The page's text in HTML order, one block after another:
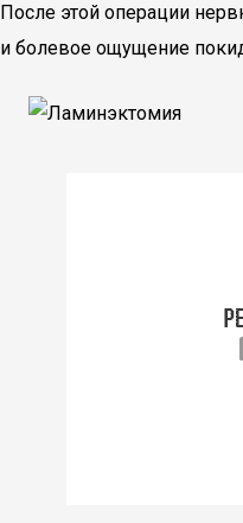
После этой операции
и болевое ощущение